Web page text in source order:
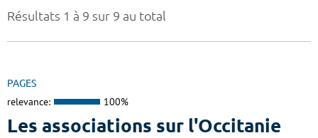
Résultats 1 à 9 sur 9 au total
PAGES
relevance: 100%
Les associations sur l'Occitanie